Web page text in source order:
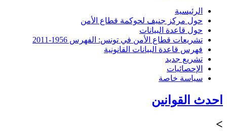
الرئيسية
حول مركز جنيف لحوكمة قطاع الأمن
حول قاعدة البيانات
تشريعات قطاع الأمن في تونس: الفهرس 1956-2011
فهرس قاعدة البيانات القانونية
تشريع جديد
الإحصائيات
سياسة خاصة
احدث القوانين
>